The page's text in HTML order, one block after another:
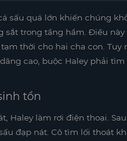
sấu quá lớn khiến chúng
sắt trong tầng hầm. Điều này
thời cho hai cha con. Tuy
cao, buộc Haley phải tìm
tồn
Haley làm rơi điện thoại.
đạp nát. Cô tìm lối thoát